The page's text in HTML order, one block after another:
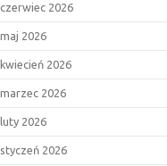
czerwiec 2026
maj 2026
kwiecień 2026
marzec 2026
luty 2026
styczeń 2026